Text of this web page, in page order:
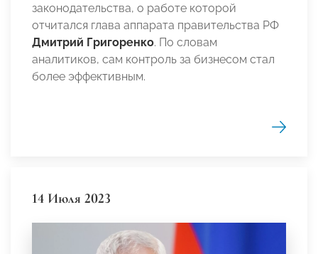
законодательства, о работе которой
отчитался глава аппарата правительства РФ
Дмитрий Григоренко. По словам
аналитиков, сам контроль за бизнесом стал
более эффективным.
14 Июля 2023